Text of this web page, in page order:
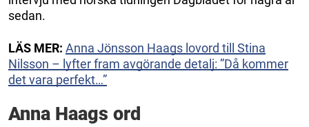
sedan.
LÄS MER: Anna Jönsson Haags lovord till Stina
Nilsson – lyfter fram avgörande detalj: ”Då kommer
det vara perfekt…”
Anna Haags ord